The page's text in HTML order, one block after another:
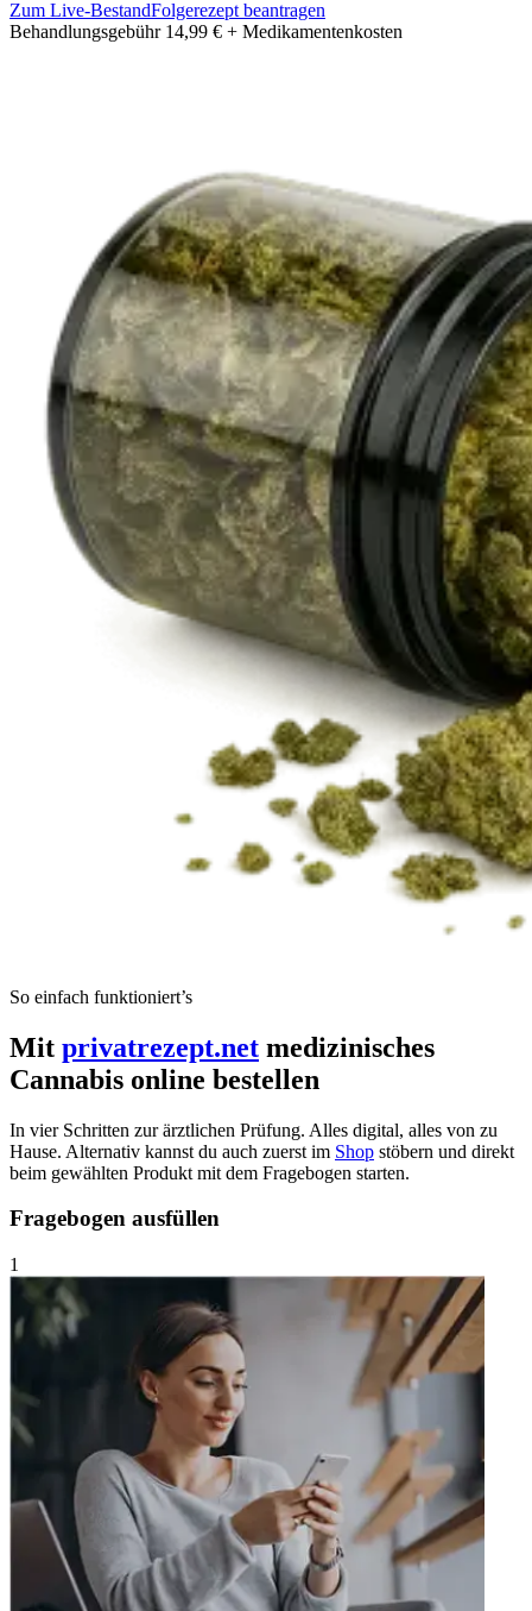
Zum Live-BestandFolgerezept beantragen
Behandlungsgebühr 14,99 € + Medikamentenkosten
So einfach funktioniert’s
Mit privatrezept.net medizinisches
Cannabis online bestellen
In vier Schritten zur ärztlichen Prüfung. Alles digital, alles von zu
Hause. Alternativ kannst du auch zuerst im Shop stöbern und direkt
beim gewählten Produkt mit dem Fragebogen starten.
Fragebogen ausfüllen
1